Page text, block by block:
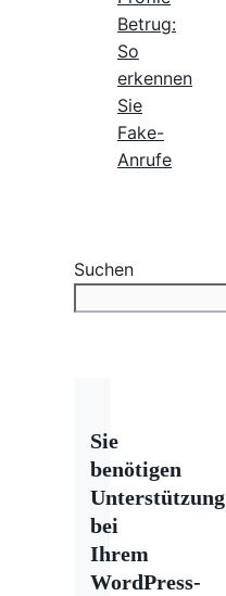
Betrug:
So
erkennen
Sie
Fake-
Anrufe
Suchen
Sie
benötigen
Unterstützung
bei
Ihrem
WordPress-